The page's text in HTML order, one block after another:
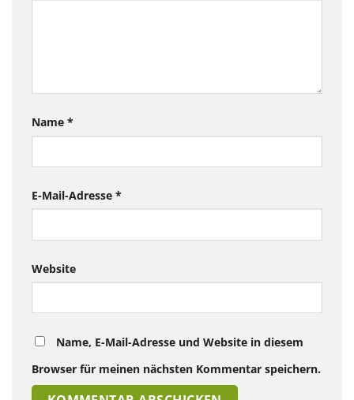
Name *
E-Mail-Adresse *
Website
Name, E-Mail-Adresse und Website in diesem
Browser für meinen nächsten Kommentar speichern.